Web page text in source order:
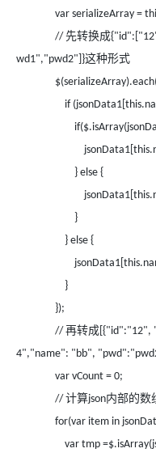
var serializeArray =
// 先转换成
wd1","pwd2"]}这种形式
if
} else {
}
} else {
}
});
// 再转成 [{"id":"12",
4","name": "bb",
var vCount = 0;
// 计算json内部的数
for(var item in
var tmp